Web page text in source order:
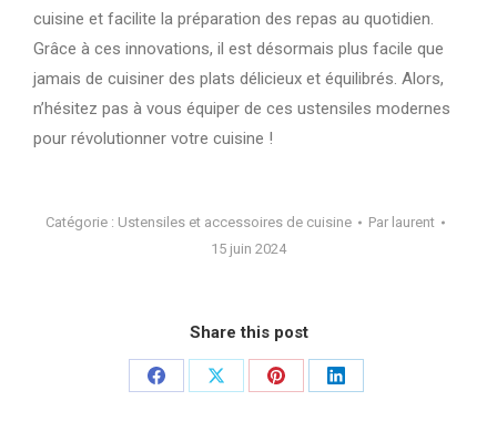
cuisine et facilite la préparation des repas au quotidien.
Grâce à ces innovations, il est désormais plus facile que
jamais de cuisiner des plats délicieux et équilibrés. Alors,
n’hésitez pas à vous équiper de ces ustensiles modernes
pour révolutionner votre cuisine !
Catégorie : Ustensiles et accessoires de cuisine Par laurent
15 juin 2024
Share this post
PartagerPartagerPartagerPartager